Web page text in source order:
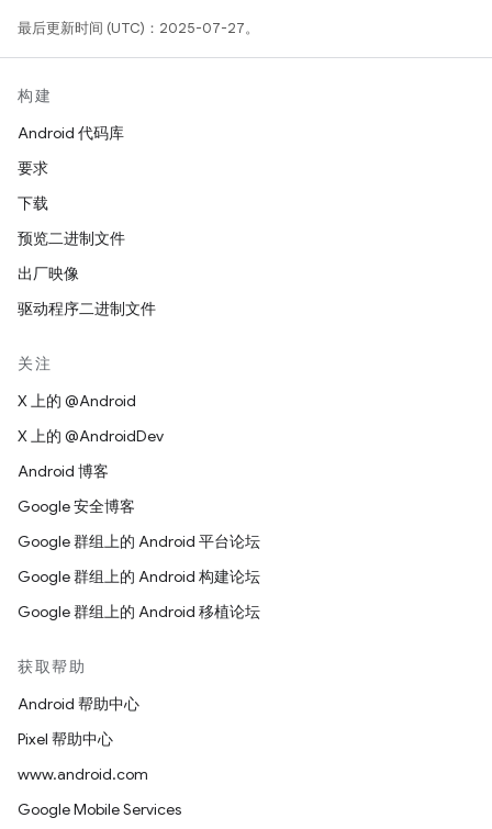
最后更新时间 (UTC)：2025-07-27。
构建
Android 代码库
要求
下载
预览二进制文件
出厂映像
驱动程序二进制文件
关注
X 上的 @Android
X 上的 @AndroidDev
Android 博客
Google 安全博客
Google 群组上的 Android 平台论坛
Google 群组上的 Android 构建论坛
Google 群组上的 Android 移植论坛
获取帮助
Android 帮助中心
Pixel 帮助中心
www.android.com
Google Mobile Services